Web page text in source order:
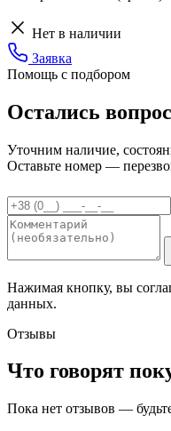
Нет в наличии
Заявка
Помощь с подбором
Остались
Уточним наличие,
Оставьте номер —
Нажимая кнопку, вы
данных.
Отзывы
Что говорят
Пока нет отзывов —